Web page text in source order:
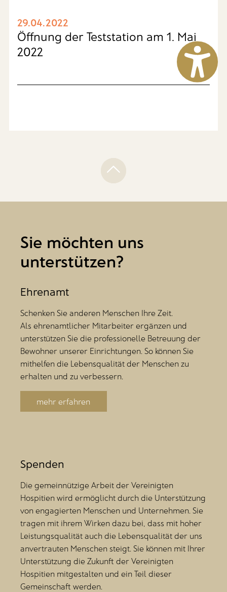
29.04.2022
Öffnung der Teststation am 1. Mai
2022
Sie möchten uns
unterstützen?
Ehrenamt
Schenken Sie anderen Menschen Ihre Zeit.
Als ehrenamtlicher Mitarbeiter ergänzen und
unterstützen Sie die professionelle Betreuung der
Bewohner unserer Einrichtungen. So können Sie
mithelfen die Lebensqualität der Menschen zu
erhalten und zu verbessern.
mehr erfahren
Spenden
Die gemeinnützige Arbeit der Vereinigten
Hospitien wird ermöglicht durch die Unterstützung
von engagierten Menschen und Unternehmen. Sie
tragen mit ihrem Wirken dazu bei, dass mit hoher
Leistungsqualität auch die Lebensqualität der uns
anvertrauten Menschen steigt. Sie können mit Ihrer
Unterstützung die Zukunft der Vereinigten
Hospitien mitgestalten und ein Teil dieser
Gemeinschaft werden.